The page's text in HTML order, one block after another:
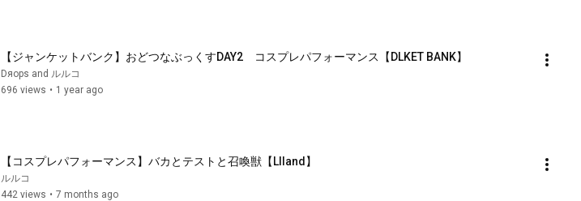
【ジャンケットバンク】おどつなぶっくすDAY2　コスプレパフォーマンス【DLKET BANK】
Dяops and ルルコ
696 views • 1 year ago
【コスプレパフォーマンス】バカとテストと召喚獣【Llland】
ルルコ
442 views • 7 months ago